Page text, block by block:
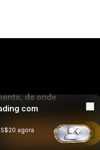
de onde
App
com
agora
Leia no app da Bybit